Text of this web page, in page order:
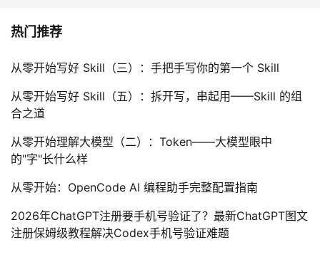
热门推荐
从零开始写好 Skill（三）：手把手写你的第一个 Skill
从零开始写好 Skill（五）：拆开写，串起用——Skill 的组
合之道
从零开始理解大模型（二）：Token——大模型眼中
的"字"长什么样
从零开始：OpenCode AI 编程助手完整配置指南
2026年ChatGPT注册要手机号验证了？最新ChatGPT图文
注册保姆级教程解决Codex手机号验证难题